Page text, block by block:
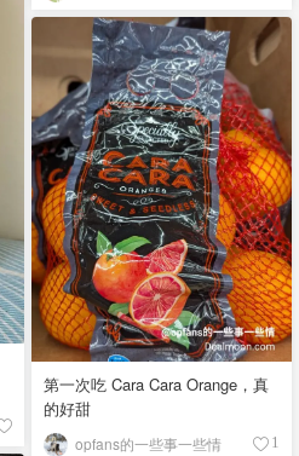
第一次吃 Cara Cara Orange，真
的好甜
opfans的一些事一些情 1